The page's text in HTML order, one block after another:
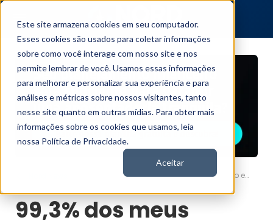
Este site armazena cookies em seu computador.
Esses cookies são usados para coletar informações
sobre como você interage com nosso site e nos
permite lembrar de você. Usamos essas informações
para melhorar e personalizar sua experiência e para
análises e métricas sobre nossos visitantes, tanto
nesse site quanto em outras mídias. Para obter mais
informações sobre os cookies que usamos, leia
nossa Política de Privacidade.
Aceitar
99,3% dos meus clientes estavam errando esta decisão de aposentadoria
99,3% dos meus